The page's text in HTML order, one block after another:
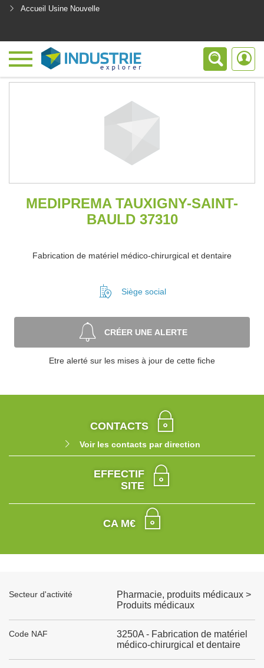
Accueil Usine Nouvelle
MEDIPREMA TAUXIGNY-SAINT-
BAULD 37310
Fabrication de matériel médico-chirurgical et dentaire
Siège social
CRÉER UNE ALERTE
Etre alerté sur les mises à jour de cette fiche
CONTACTS
Voir les contacts par direction
EFFECTIF
SITE
CA M€
Secteur d'activité
Pharmacie, produits médicaux >
Produits médicaux
Code NAF
3250A - Fabrication de matériel
médico-chirurgical et dentaire